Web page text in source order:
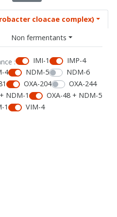
cloacae complex)
Non fermentants
: IMI-1
IMP-4
4 NDM-5
NDM-6
OXA-204
OXA-244
NDM-1
OXA-48 + NDM-5
1
VIM-4